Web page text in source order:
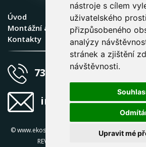
nástroje s cílem
uživatelského
přizpůsobeného
analýzy
stránek a zjištění
návštěvnosti.
Upravit mé
Úvod
Montážní a revizní firmy kotlů
Kontakty
734 574 589
info@ekoscroll.cz
© www.ekoscroll.cz 2026 všechna práva
REVOLUTION